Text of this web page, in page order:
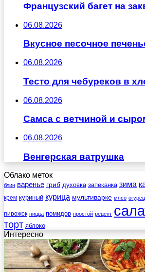
Французский багет на
06.08.2026
Вкусное песочное
06.08.2026
Тесто для чебуреков в
06.08.2026
Самса с ветчиной и
06.08.2026
Венгерская ватрушка
Облако меток
блин варенье гриб духовка запеканка зима
крем куриный курица мультиварке мясо огурец
пирожок пицца помидор простой рецепт
торт яблоко
Интересно